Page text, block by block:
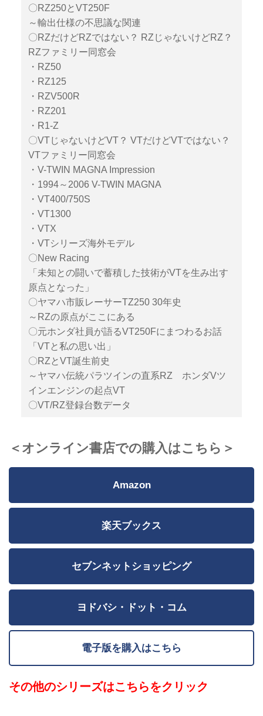
〇RZ250とVT250F
～輸出仕様の不思議な関連
〇RZだけどRZではない？ RZじゃないけどRZ？
RZファミリー同窓会
・RZ50
・RZ125
・RZV500R
・RZ201
・R1-Z
〇VTじゃないけどVT？ VTだけどVTではない？
VTファミリー同窓会
・V-TWIN MAGNA Impression
・1994～2006 V-TWIN MAGNA
・VT400/750S
・VT1300
・VTX
・VTシリーズ海外モデル
〇New Racing
「未知との闘いで蓄積した技術がVTを生み出す
原点となった」
〇ヤマハ市販レーサーTZ250 30年史
～RZの原点がここにある
〇元ホンダ社員が語るVT250Fにまつわるお話
「VTと私の思い出」
〇RZとVT誕生前史
～ヤマハ伝統パラツインの直系RZ ホンダVツ
インエンジンの起点VT
〇VT/RZ登録台数データ
＜オンライン書店での購入はこちら＞
Amazon
楽天ブックス
セブンネットショッピング
ヨドバシ・ドット・コム
電子版を購入はこちら
その他のシリーズはこちらをクリック